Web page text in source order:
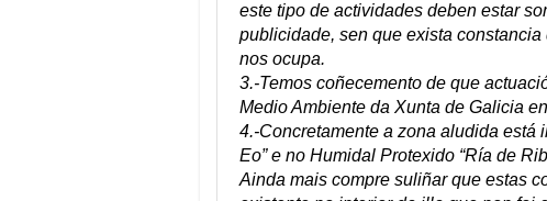
este tipo de actividades deben estar
publicidade, sen que exista
nos ocupa.
3.-Temos coñecemento de que
Medio Ambiente da Xunta de Galicia
4.-Concretamente a zona aludida está
Eo” e no Humidal Protexido “Ría de
Ainda mais compre suliñar que estas